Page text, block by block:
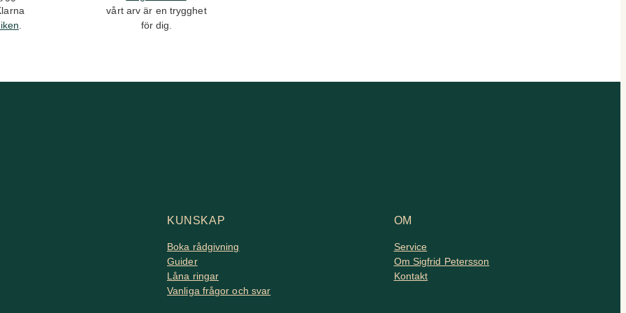
vårt arv är en trygghet
för dig.
KUNSKAP
Boka rådgivning
Guider
Låna ringar
Vanliga frågor och svar
OM
Service
Om Sigfrid Petersson
Kontakt